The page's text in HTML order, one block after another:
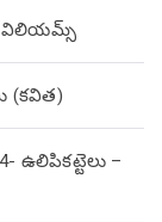
విలియమ్స్
(కవిత)
ఉలిపికట్టెలు –